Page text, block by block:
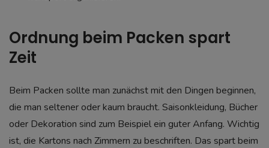
Ordnung beim Packen spart
Zeit
Beim Packen sollte man zunächst mit den Dingen beginnen,
die man seltener oder kaum braucht. Saisonkleidung, Bücher
oder Dekoration sind zum Beispiel ein guter Anfang. Wichtig
ist, die Kartons nach Zimmern zu beschriften. Das spart beim